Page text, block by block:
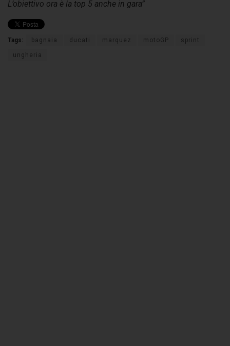
L’obiettivo ora è la top 5 anche in gara”
Tags: bagnaia ducati marquez motoGP sprint
ungheria